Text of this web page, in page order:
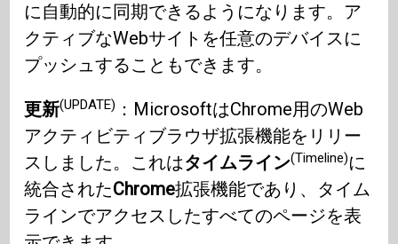
に自動的に同期できるようになります。ア
クティブなWebサイトを任意のデバイスに
プッシュすることもできます。
更新(UPDATE) ：MicrosoftはChrome用のWeb
アクティビティブラウザ拡張機能をリリー
スしました。これはタイムライン(Timeline)に
統合されたChrome拡張機能であり、タイム
ラインでアクセスしたすべてのページを表